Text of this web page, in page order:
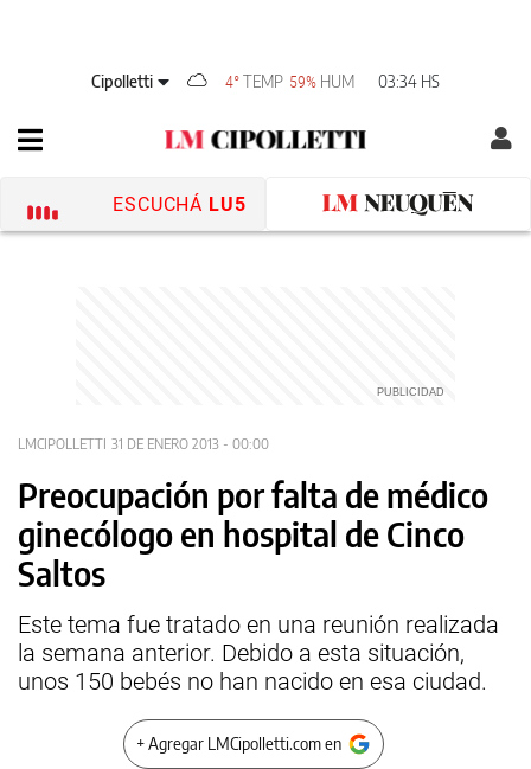
Cipolletti 4° TEMP 59% HUM 03:34 HS
ESCUCHÁ LU5
LMCIPOLLETTI 31 DE ENERO 2013 - 00:00
Preocupación por falta de médico
ginecólogo en hospital de Cinco
Saltos
Este tema fue tratado en una reunión realizada
la semana anterior. Debido a esta situación,
unos 150 bebés no han nacido en esa ciudad.
+ Agregar LMCipolletti.com en